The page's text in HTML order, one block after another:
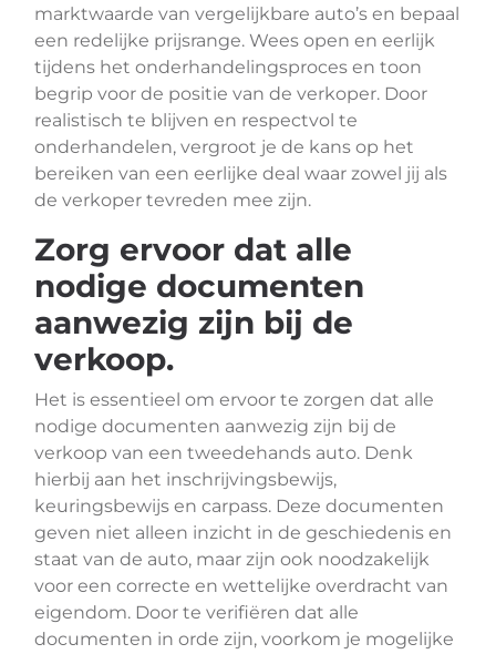
marktwaarde van vergelijkbare auto’s en bepaal
een redelijke prijsrange. Wees open en eerlijk
tijdens het onderhandelingsproces en toon
begrip voor de positie van de verkoper. Door
realistisch te blijven en respectvol te
onderhandelen, vergroot je de kans op het
bereiken van een eerlijke deal waar zowel jij als
de verkoper tevreden mee zijn.
Zorg ervoor dat alle
nodige documenten
aanwezig zijn bij de
verkoop.
Het is essentieel om ervoor te zorgen dat alle
nodige documenten aanwezig zijn bij de
verkoop van een tweedehands auto. Denk
hierbij aan het inschrijvingsbewijs,
keuringsbewijs en carpass. Deze documenten
geven niet alleen inzicht in de geschiedenis en
staat van de auto, maar zijn ook noodzakelijk
voor een correcte en wettelijke overdracht van
eigendom. Door te verifiëren dat alle
documenten in orde zijn, voorkom je mogelijke